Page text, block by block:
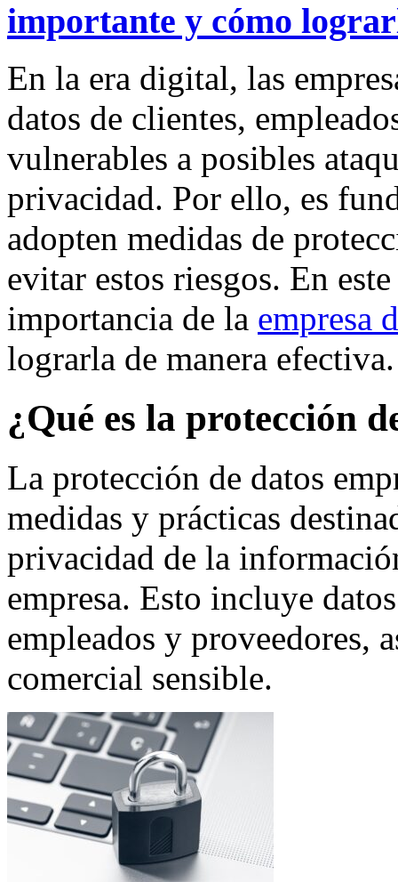
importante y cómo
En la era digital, las
datos de clientes,
vulnerables a posibles
privacidad. Por ello, es
adopten medidas de
evitar estos riesgos. En
importancia de la empresa
lograrla de manera efectiva.
¿Qué es la protección
La protección de datos
medidas y prácticas
privacidad de la
empresa. Esto incluye
empleados y proveedores,
comercial sensible.